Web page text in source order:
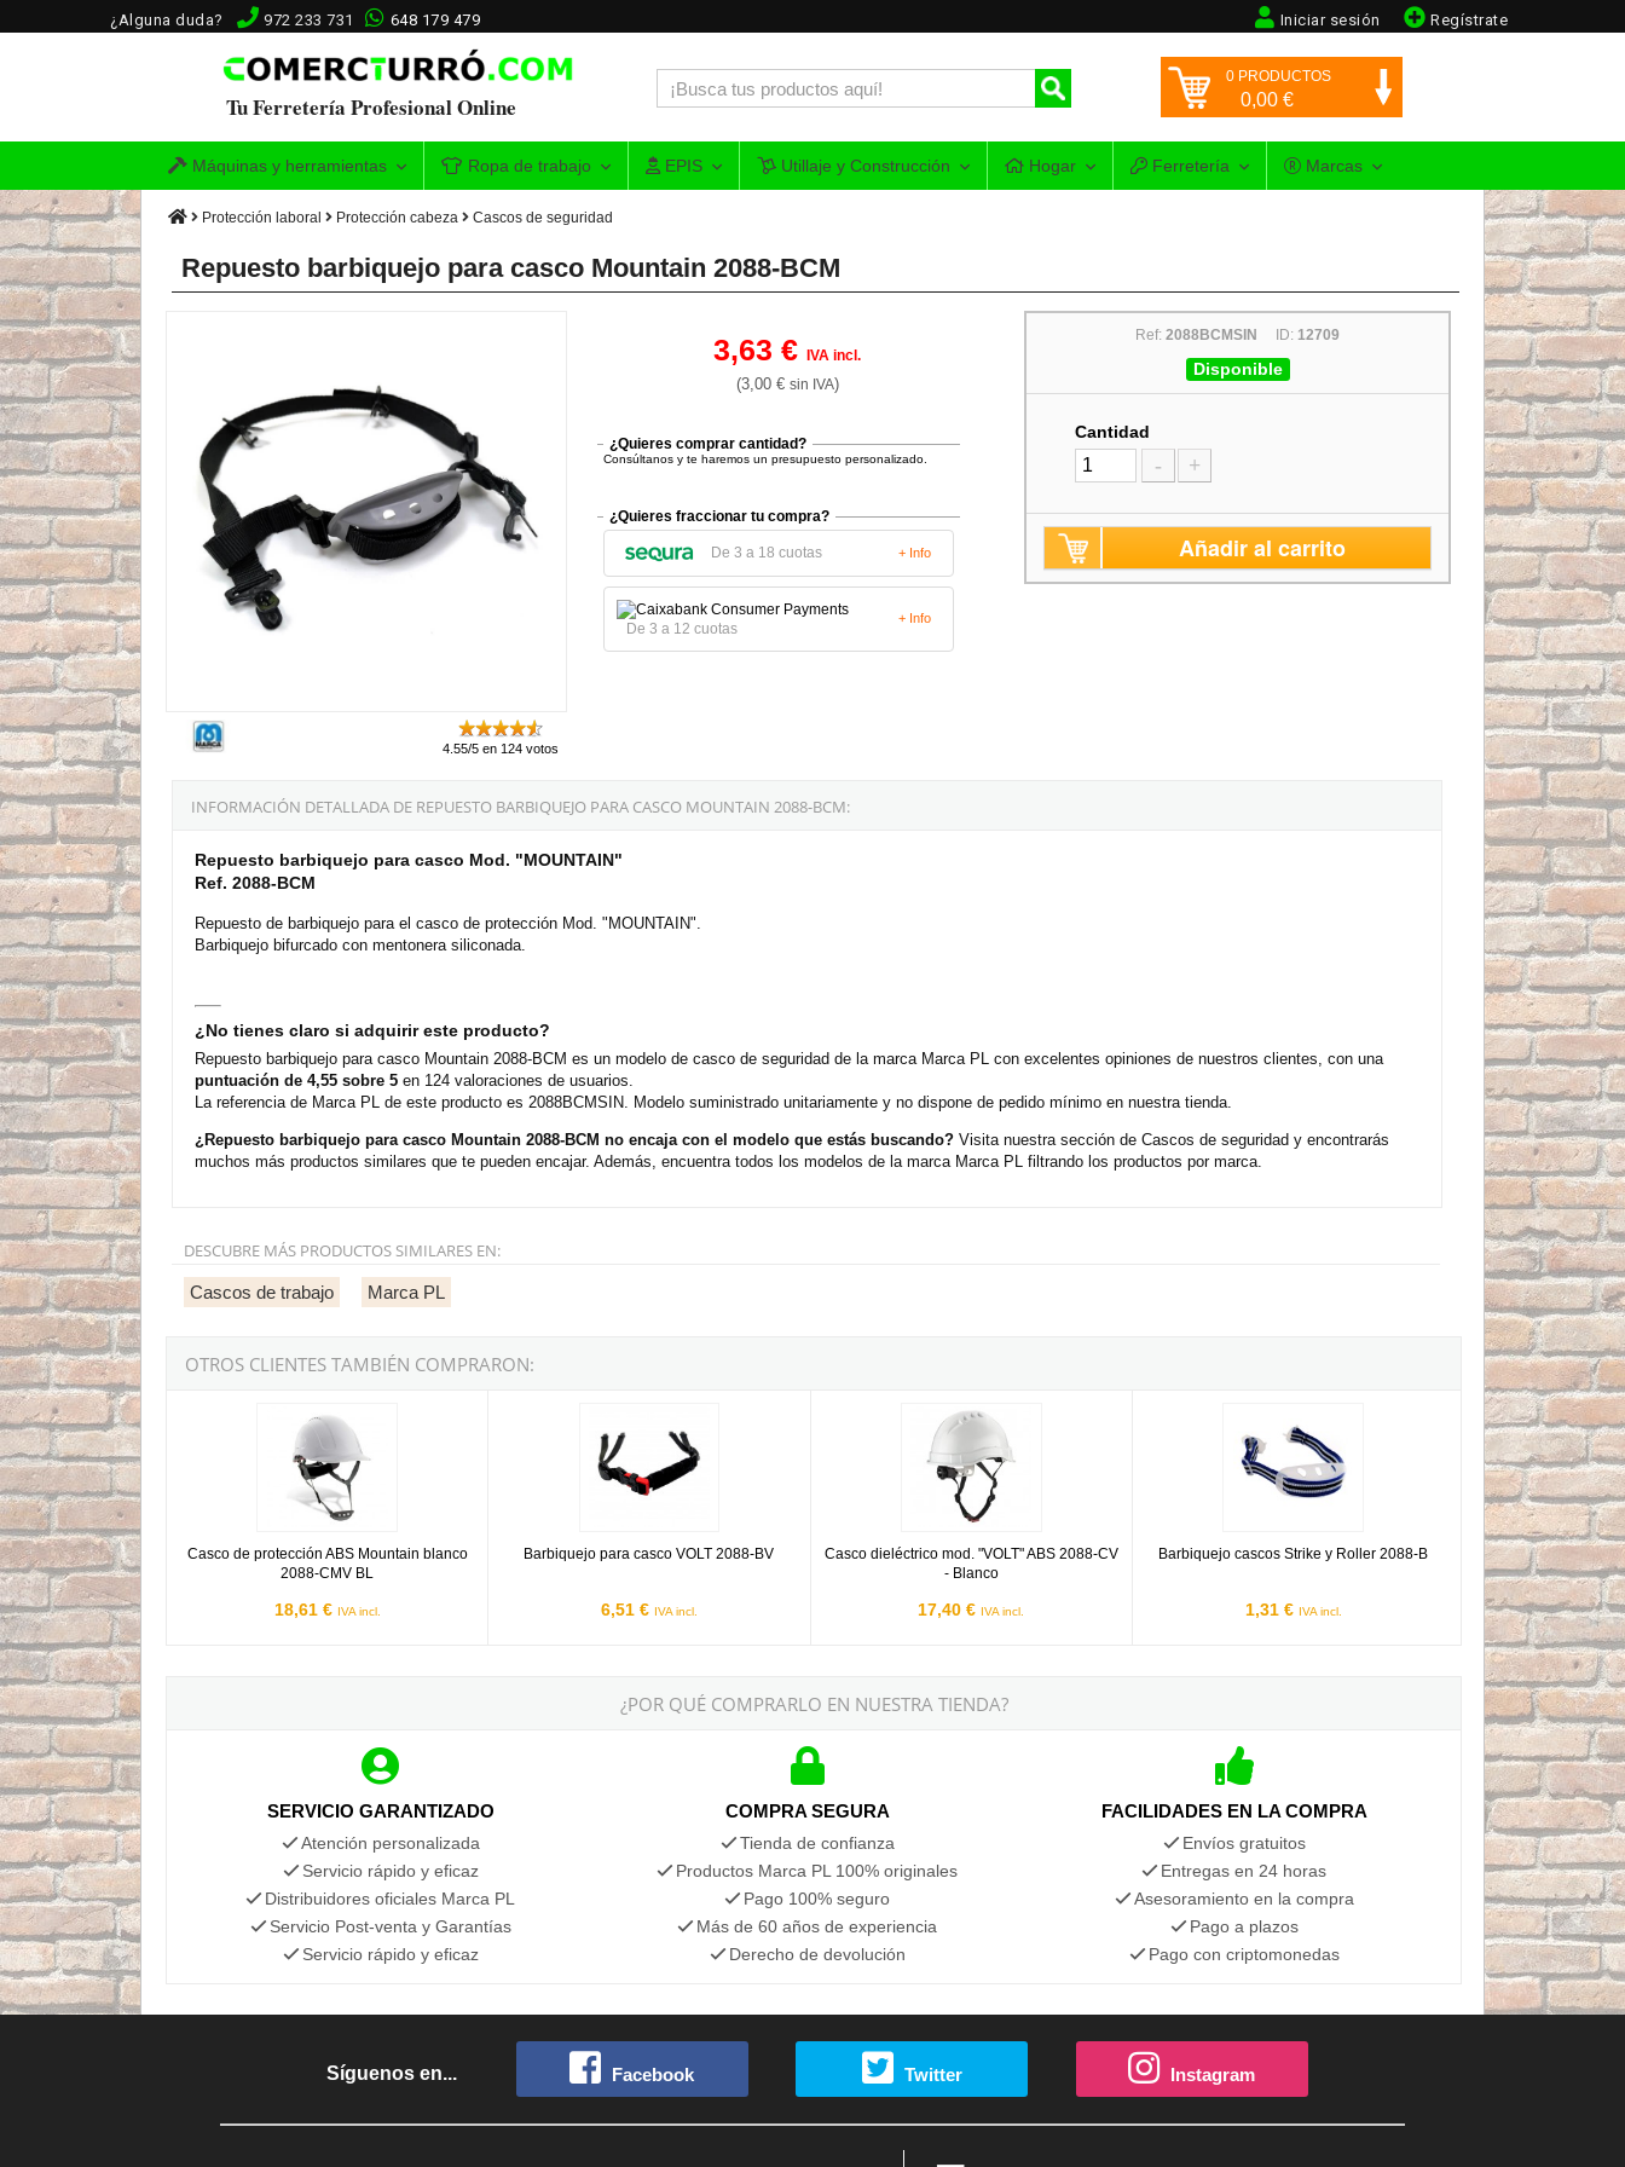
¿Alguna duda? 972 233 731 648 179 479 Regístrate
Iniciar sesión
Tu Ferretería Profesional Online
0 PRODUCTOS
0,00 €
Máquinas y herramientas Ropa de trabajo EPIS Utillaje y Construcción Hogar Ferretería Marcas
Protección laboral Protección cabeza Cascos de seguridad
Repuesto barbiquejo para casco Mountain 2088-BCM
4.55/5 en 124 votos
3,63 €IVA incl.
(3,00 € sin IVA)
¿Quieres comprar cantidad?
Consúltanos y te haremos un presupuesto personalizado.
¿Quieres fraccionar tu compra?
De 3 a 18 cuotas + Info
De 3 a 12 cuotas
+ Info
Ref:2088BCMSIN ID: 12709
Disponible
Cantidad
- +
Añadir al carrito
INFORMACIÓN DETALLADA DE REPUESTO BARBIQUEJO PARA CASCO MOUNTAIN 2088-BCM:
Repuesto barbiquejo para casco Mod. "MOUNTAIN"
Ref. 2088-BCM
Repuesto de barbiquejo para el casco de protección Mod. "MOUNTAIN".
Barbiquejo bifurcado con mentonera siliconada.
¿No tienes claro si adquirir este producto?
Repuesto barbiquejo para casco Mountain 2088-BCM es un modelo de casco de seguridad de la marca Marca PL con excelentes opiniones de nuestros clientes, con una
puntuación de 4,55 sobre 5 en 124 valoraciones de usuarios.
La referencia de Marca PL de este producto es 2088BCMSIN. Modelo suministrado unitariamente y no dispone de pedido mínimo en nuestra tienda.
¿Repuesto barbiquejo para casco Mountain 2088-BCM no encaja con el modelo que estás buscando? Visita nuestra sección de Cascos de seguridad y encontrarás
muchos más productos similares que te pueden encajar. Además, encuentra todos los modelos de la marca Marca PL filtrando los productos por marca.
DESCUBRE MÁS PRODUCTOS SIMILARES EN:
Cascos de trabajo​ Marca PL
OTROS CLIENTES TAMBIÉN COMPRARON:
Casco de protección ABS Mountain blanco
2088-CMV BL
18,61 € IVA incl.
Barbiquejo para casco VOLT 2088-BV
6,51 € IVA incl.
Casco dieléctrico mod. "VOLT" ABS 2088-CV
- Blanco
17,40 € IVA incl.
Barbiquejo cascos Strike y Roller 2088-B
1,31 € IVA incl.
¿POR QUÉ COMPRARLO EN NUESTRA TIENDA?
SERVICIO GARANTIZADO
Atención personalizada
Servicio rápido y eficaz
Distribuidores oficiales Marca PL
Servicio Post-venta y Garantías
Servicio rápido y eficaz
COMPRA SEGURA
Tienda de confianza
Productos Marca PL 100% originales
Pago 100% seguro
Más de 60 años de experiencia
Derecho de devolución
FACILIDADES EN LA COMPRA
Envíos gratuitos
Entregas en 24 horas
Asesoramiento en la compra
Pago a plazos
Pago con criptomonedas
Síguenos en... Facebook Twitter Instagram